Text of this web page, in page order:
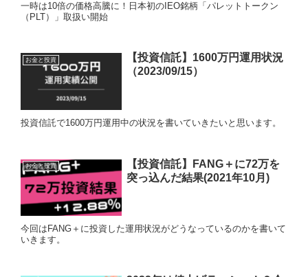
一時は10倍の価格高騰に！日本初のIEO銘柄「パレットトークン
（PLT）」取扱い開始
お金と投資
【投資信託】1600万円運用状況
（2023/09/15）
投資信託で1600万円運用中の状況を書いていきたいと思います。
お金と投資
【投資信託】FANG＋に72万を
突っ込んだ結果(2021年10月)
今回はFANG＋に投資した運用状況がどうなっているのかを書いて
いきます。